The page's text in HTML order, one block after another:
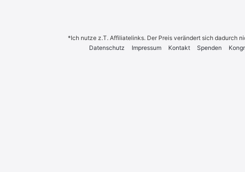
*Ich nutze z.T. Affiliatelinks. Der Preis verändert sich dadurch
Daten­schutz
Impres­sum Kon­takt Spen­den